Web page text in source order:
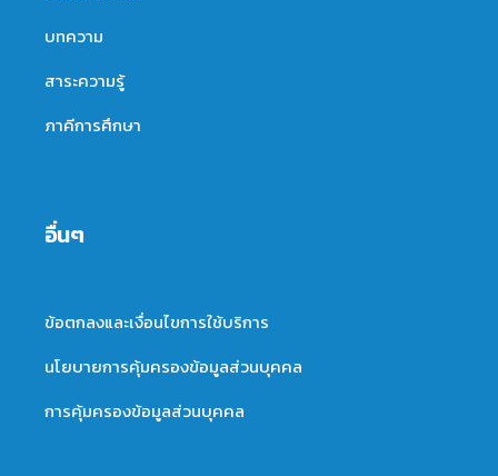
บทความ
สาระความรู้
ภาคีการศึกษา
อื่นๆ
ข้อตกลงและเงื่อนไขการใช้บริการ
นโยบายการคุ้มครองข้อมูลส่วนบุคคล
การคุ้มครองข้อมูลส่วนบุคคล